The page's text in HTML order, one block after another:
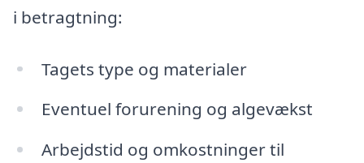
i betragtning:
Tagets type og materialer
Eventuel forurening og algevækst
Arbejdstid og omkostninger til